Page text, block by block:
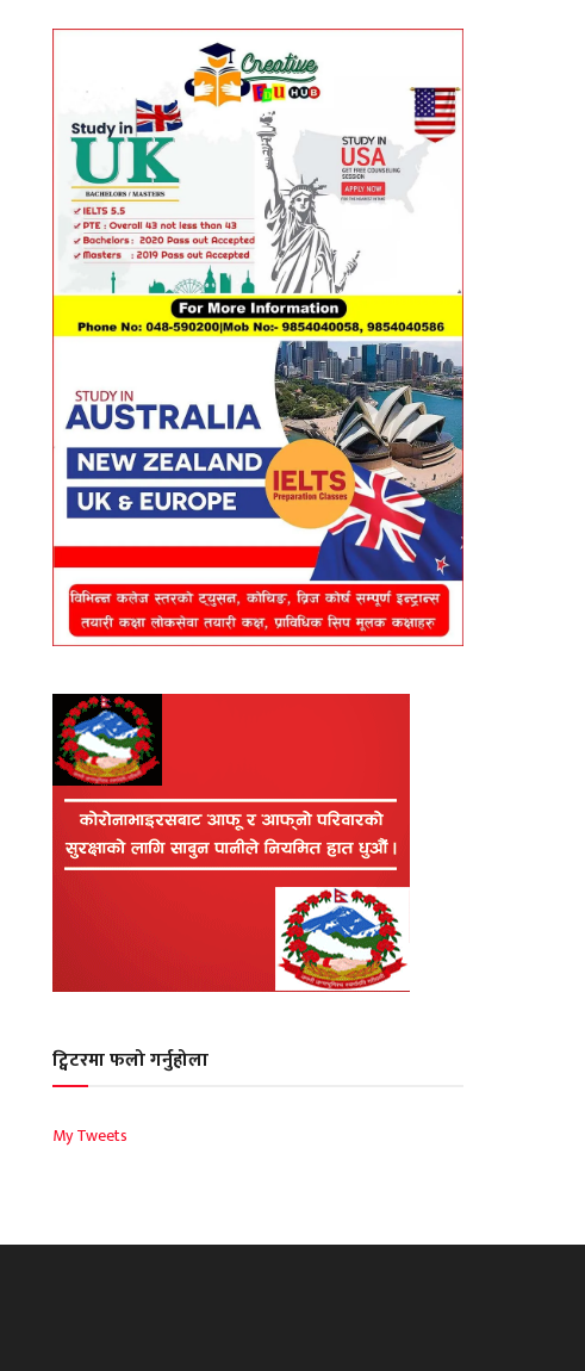
ट्विटरमा फलो गर्नुहोला
My Tweets